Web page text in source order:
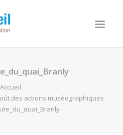
Accueil
des actions muséographiques